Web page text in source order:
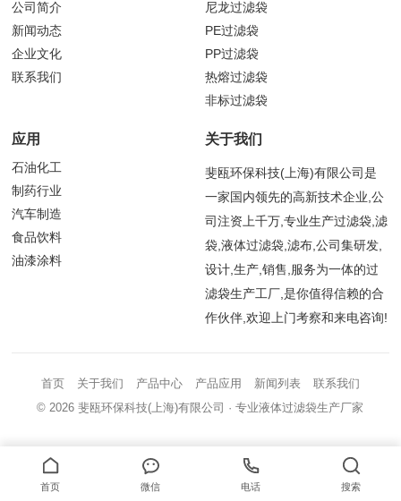
公司简介
新闻动态
企业文化
联系我们
尼龙过滤袋
PE过滤袋
PP过滤袋
热熔过滤袋
非标过滤袋
应用
石油化工
制药行业
汽车制造
食品饮料
油漆涂料
关于我们
斐瓯环保科技(上海)有限公司是
一家国内领先的高新技术企业,公
司注资上千万,专业生产过滤袋,滤
袋,液体过滤袋,滤布,公司集研发,
设计,生产,销售,服务为一体的过
滤袋生产工厂,是你值得信赖的合
作伙伴,欢迎上门考察和来电咨询!
首页 关于我们 产品中心 产品应用 新闻列表
联系我们
© 2026斐瓯环保科技(上海)有限公司 · 专业液体过滤袋生产厂家
首页 微信 电话 搜索